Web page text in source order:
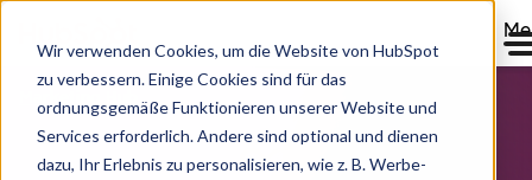
Wir verwenden Cookies, um die Website von HubSpot
zu verbessern. Einige Cookies sind für das
ordnungsgemäße Funktionieren unserer Website und
Services erforderlich. Andere sind optional und dienen
dazu, Ihr Erlebnis zu personalisieren, wie z. B. Werbe-
Marketing Hub